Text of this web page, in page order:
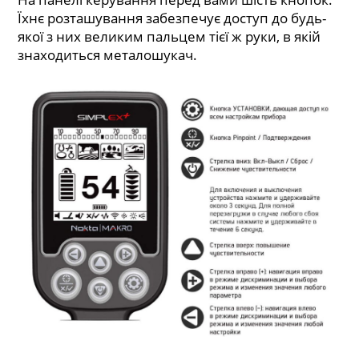
Їхнє розташування забезпечує доступ до будь-
якої з них великим пальцем тієї ж руки, в якій
знаходиться металошукач.